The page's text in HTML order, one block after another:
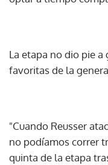
La etapa no dio pie
favoritas de la
"Cuando Reusser
no podíamos correr
quinta de la etapa